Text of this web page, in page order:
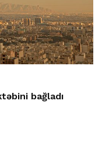
bağladı